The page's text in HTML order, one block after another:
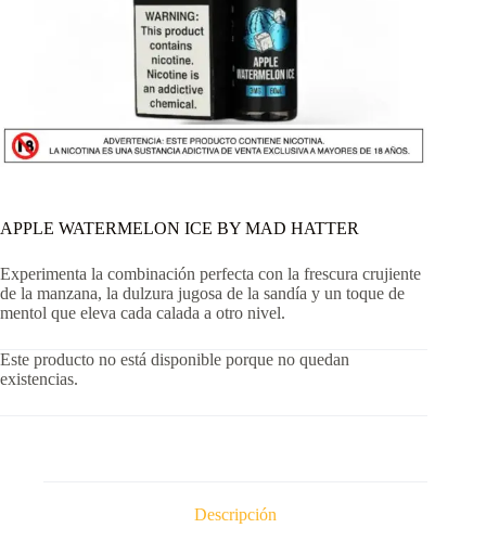
APPLE WATERMELON ICE BY MAD HATTER
Experimenta la combinación perfecta con la frescura crujiente
de la manzana, la dulzura jugosa de la sandía y un toque de
mentol que eleva cada calada a otro nivel.
Este producto no está disponible porque no quedan
existencias.
Descripción